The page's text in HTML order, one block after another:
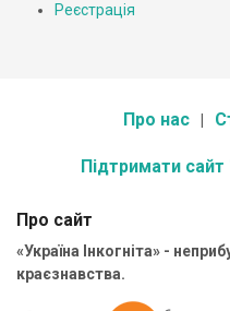
Реєстрація
Про нас
Підтримати сайт
Про сайт
«Україна Інкогніта» -
краєзнавства.